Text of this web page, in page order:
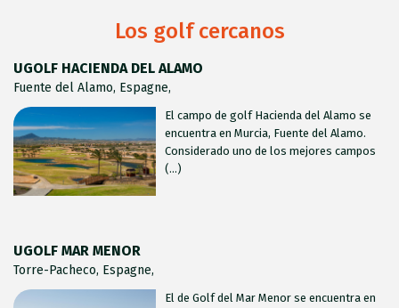
Los golf cercanos
UGOLF HACIENDA DEL ALAMO
Fuente del Alamo, Espagne,
El campo de golf Hacienda del Alamo se
encuentra en Murcia, Fuente del Alamo.
Considerado uno de los mejores campos
(...)
UGOLF MAR MENOR
Torre-Pacheco, Espagne,
El de Golf del Mar Menor se encuentra en